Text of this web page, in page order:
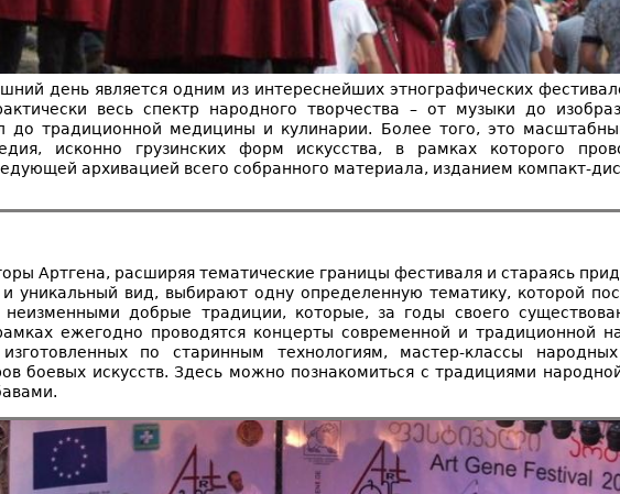
день является одним из интереснейших этнографических
весь спектр народного творчества – от музыки до
до традиционной медицины и кулинарии. Более того, это
исконно грузинских форм искусства, в рамках которого
архивацией всего собранного материала, изданием компакт-
Артгена, расширяя тематические границы фестиваля и стараясь
уникальный вид, выбирают одну определенную тематику, которой
добрые традиции, которые, за годы своего
ежегодно проводятся концерты современной и традиционной
по старинным технологиям, мастер-классы
боевых искусств. Здесь можно познакомиться с традициями